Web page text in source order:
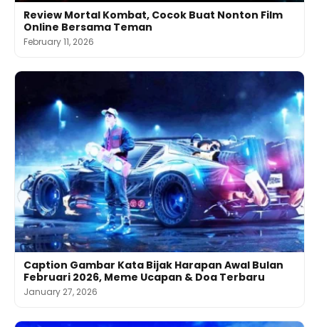
Review Mortal Kombat, Cocok Buat Nonton Film
Online Bersama Teman
February 11, 2026
Caption Gambar Kata Bijak Harapan Awal Bulan
Februari 2026, Meme Ucapan & Doa Terbaru
January 27, 2026